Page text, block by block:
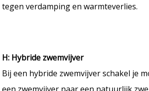
tegen verdamping en warmteverlies.
H: Hybride zwemvijver
Bij een hybride zwemvijver schakel je